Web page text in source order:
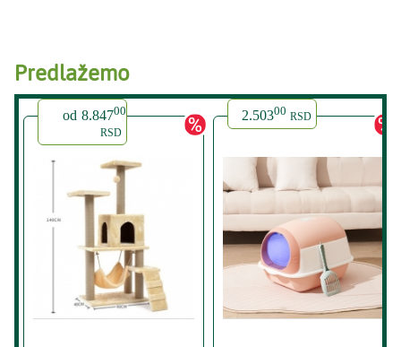
Predlažemo
od 8.84700
RSD
2.50300 RSD